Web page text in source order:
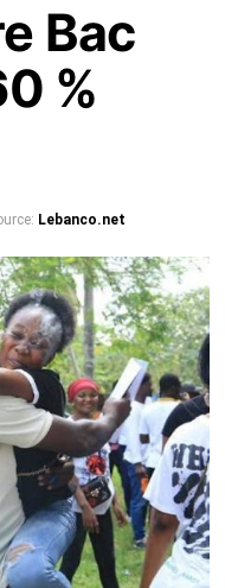
Bac
%
Lebanco.net